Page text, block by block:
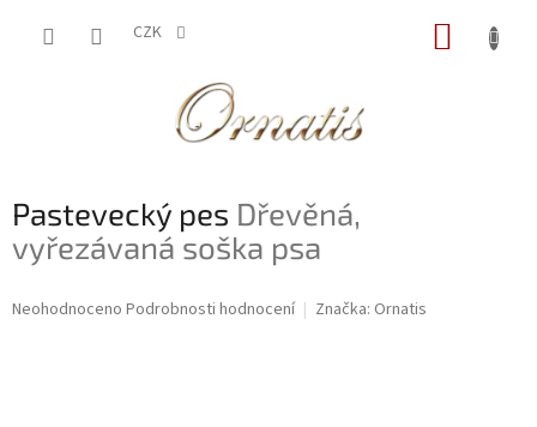
CZK
Pastevecký pes Dřevěná,
vyřezávaná soška psa
Průměrné
Neohodnoceno Podrobnosti hodnocení Značka: Ornatis